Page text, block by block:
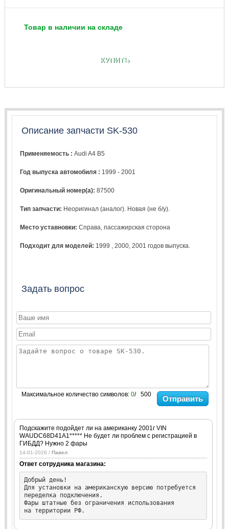
Товар в наличии на складе
КУПИТЬ
Описание запчасти SK-530
Применяемость :Audi A4 B5
Год выпуска автомобиля : 1999 - 2001
Оригинальный номер(а):87500
Тип запчасти: Неоригинал (аналог). Новая (не б/у).
Место уставновки:Справа, пассажирская сторона
Подходит для моделей: 1999 ,2000 ,2001 годов выпуска.
Задать вопрос
Максимальное количество символов: 0/ 500 Отправить
Подскажите подойдет ли на американку 2001г VIN
WAUDC68D41A1***** Не будет ли проблем с регистрацией в
ГИБДД? Нужно 2 фары
14-01-2026 / Павел
Ответ сотрудника магазина:
Добрый день!
Для установки на американскую версию потребуется
переделка подключения.
Фары штатные без ограничения использования
на территории РФ.